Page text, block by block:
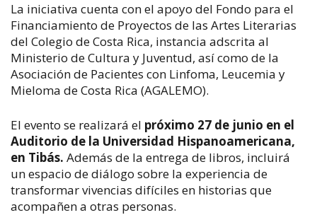
La iniciativa cuenta con el apoyo del Fondo para el
Financiamiento de Proyectos de las Artes Literarias
del Colegio de Costa Rica, instancia adscrita al
Ministerio de Cultura y Juventud, así como de la
Asociación de Pacientes con Linfoma, Leucemia y
Mieloma de Costa Rica (AGALEMO).
El evento se realizará el próximo 27 de junio en el
Auditorio de la Universidad Hispanoamericana,
en Tibás. Además de la entrega de libros, incluirá
un espacio de diálogo sobre la experiencia de
transformar vivencias difíciles en historias que
acompañen a otras personas.